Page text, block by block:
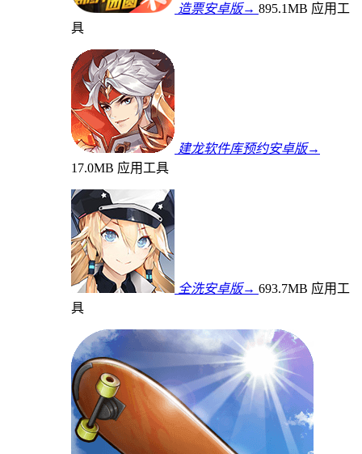
造票安卓版→ 895.1MB 应用工
具
建龙软件库预约安卓版→
17.0MB 应用工具
全洗安卓版→ 693.7MB 应用工
具